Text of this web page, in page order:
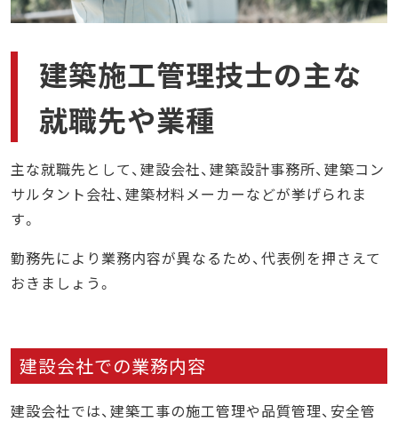
建築施工管理技士の主な
就職先や業種
主な就職先として、建設会社、建築設計事務所、建築コン
サルタント会社、建築材料メーカーなどが挙げられま
す。
勤務先により業務内容が異なるため、代表例を押さえて
おきましょう。
建設会社での業務内容
建設会社では、建築工事の施工管理や品質管理、安全管